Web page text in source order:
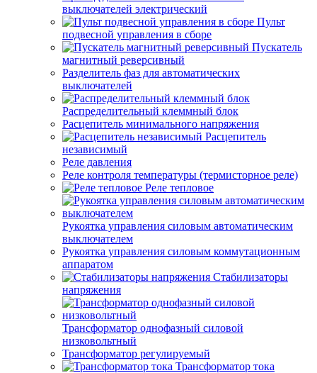
выключателей электрический
Пульт
подвесной управления в сборе
Пускатель
магнитный реверсивный
Разделитель фаз для автоматических
выключателей
Распределительный клеммный блок
Расцепитель минимального напряжения
Расцепитель
независимый
Реле давления
Реле контроля температуры (термисторное реле)
Реле тепловое
Рукоятка управления силовым автоматическим
выключателем
Рукоятка управления силовым коммутационным
аппаратом
Стабилизаторы
напряжения
Трансформатор однофазный силовой
низковольтный
Трансформатор регулируемый
Трансформатор тока